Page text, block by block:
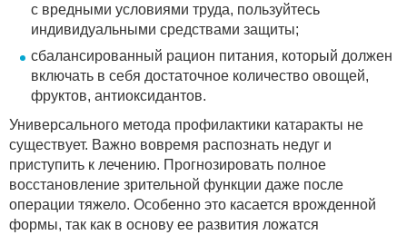
с вредными условиями труда, пользуйтесь
индивидуальными средствами защиты;
сбалансированный рацион питания, который должен
включать в себя достаточное количество овощей,
фруктов, антиоксидантов.
Универсального метода профилактики катаракты не
существует. Важно вовремя распознать недуг и
приступить к лечению. Прогнозировать полное
восстановление зрительной функции даже после
операции тяжело. Особенно это касается врожденной
формы, так как в основу ее развития ложатся